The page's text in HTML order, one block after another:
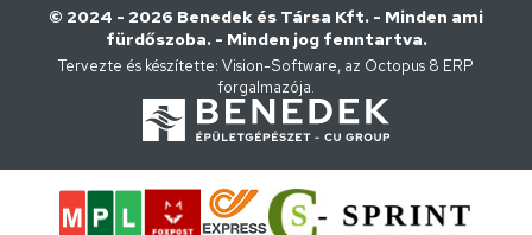
© 2024 - 2026 Benedek és Társa Kft. - Minden ami
fürdőszoba. - Minden jog fenntartva.
Tervezte és készítette: Vision-Software, az Octopus 8 ERP
forgalmazója.